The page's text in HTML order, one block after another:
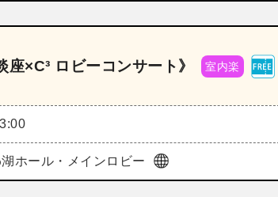
×C³ ロビーコンサート》 室内楽
ホール・メインロビー